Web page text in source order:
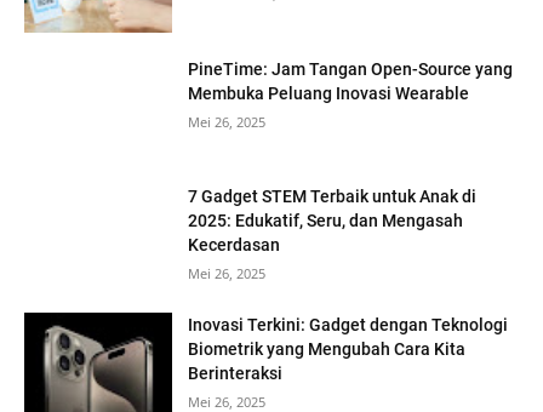
PineTime: Jam Tangan Open-Source yang
Membuka Peluang Inovasi Wearable
Mei 26, 2025
7 Gadget STEM Terbaik untuk Anak di
2025: Edukatif, Seru, dan Mengasah
Kecerdasan
Mei 26, 2025
Inovasi Terkini: Gadget dengan Teknologi
Biometrik yang Mengubah Cara Kita
Berinteraksi
Mei 26, 2025